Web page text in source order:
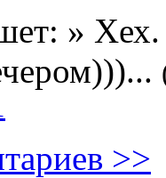
» Хех.
>>